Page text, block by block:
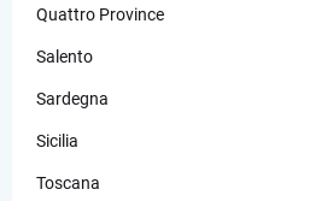
Quattro Province
Salento
Sardegna
Sicilia
Toscana